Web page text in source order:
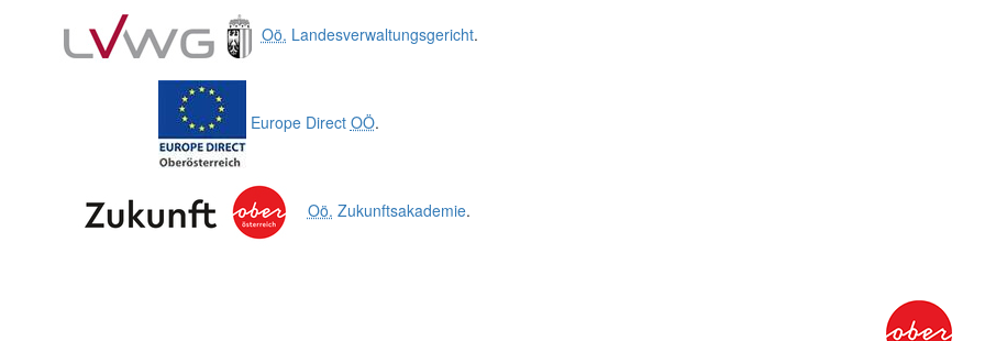
Oö. Landesverwaltungsgericht.
Europe Direct OÖ.
Oö. Zukunftsakademie.